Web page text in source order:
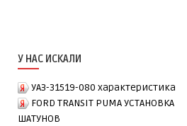
У НАС ИСКАЛИ
УАЗ-31519-080 характеристика
FORD TRANSIT PUMA УСТАНОВКА
ШАТУНОВ